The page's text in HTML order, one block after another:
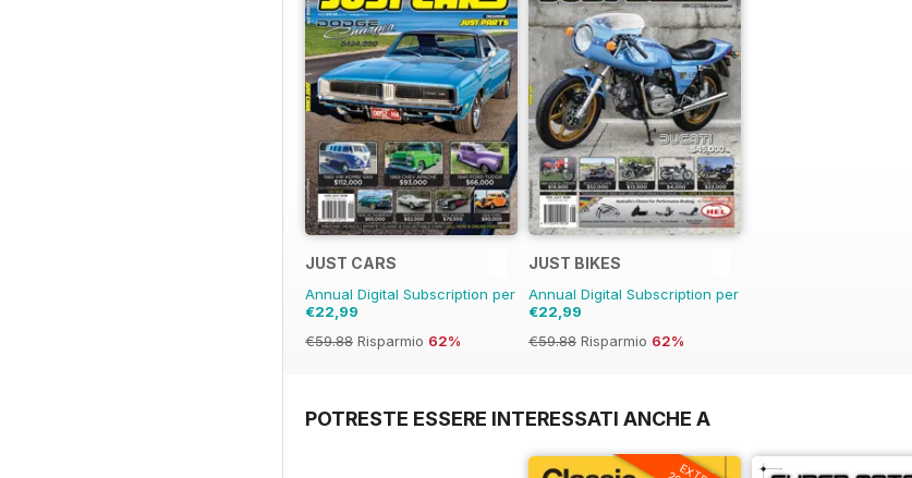
JUST CARS
Annual Digital Subscription per
€22,99
€59.88 Risparmio 62%
JUST BIKES
Annual Digital Subscription per
€22,99
€59.88 Risparmio 62%
POTRESTE ESSERE INTERESSATI ANCHE A